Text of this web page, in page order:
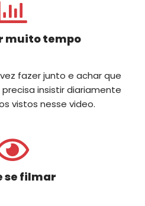
muito tempo
fazer junto e achar que
insistir diariamente
vistos nesse video.
se filmar